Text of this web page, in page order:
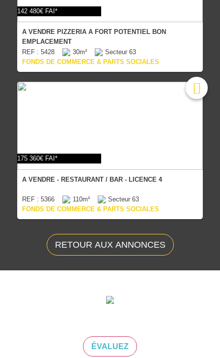
142 480€ FAI*
A VENDRE PIZZERIA A FORT POTENTIEL BON
EMPLACEMENT
REF : 5428
30m²
Secteur 63
FONDS DE COMMERCE & PARTS SOCIALES
175 360€ FAI*
A VENDRE - RESTAURANT / BAR - LICENCE 4
REF : 5366 110m²
Secteur 63
FONDS DE COMMERCE & PARTS SOCIALES
RETOUR AUX ANNONCES
ÉVALUEZ